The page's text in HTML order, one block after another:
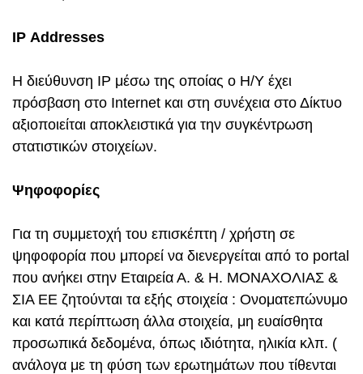
IP Addresses
H διεύθυνση IP μέσω της οποίας ο Η/Υ έχει
πρόσβαση στο Internet και στη συνέχεια στο Δίκτυο
αξιοποιείται αποκλειστικά για την συγκέντρωση
στατιστικών στοιχείων.
Ψηφοφορίες
Για τη συμμετοχή του επισκέπτη / χρήστη σε
ψηφοφορία που μπορεί να διενεργείται από το portal
που ανήκει στην Εταιρεία Α. & Η. ΜΟΝΑΧΟΛΙΑΣ &
ΣΙΑ ΕΕ ζητούνται τα εξής στοιχεία : Ονοματεπώνυμο
και κατά περίπτωση άλλα στοιχεία, μη ευαίσθητα
προσωπικά δεδομένα, όπως ιδιότητα, ηλικία κλπ. (
ανάλογα με τη φύση των ερωτημάτων που τίθενται